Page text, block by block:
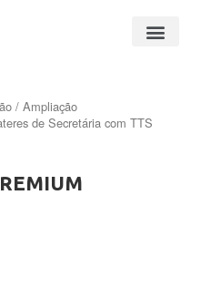
/ Ampliação
de Secretária com TTS